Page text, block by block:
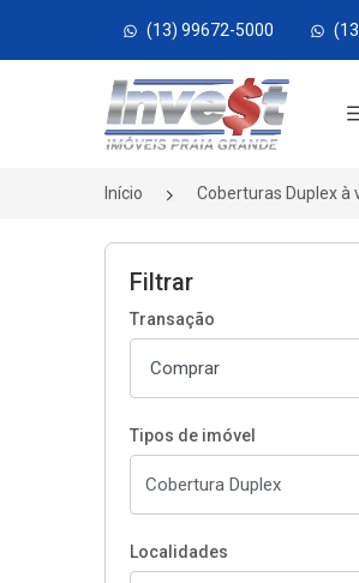
(13) 99672-5000
Página inicial
Início Coberturas Duplex à
Filtrar
Transação
Tipos de imóvel
Localidades